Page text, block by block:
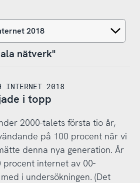
nätverk"
INTERNET 2018
i topp
2000-talets första tio år,
på 100 procent när vi
denna nya generation. År
procent internet av 00-
i undersökningen. (Det